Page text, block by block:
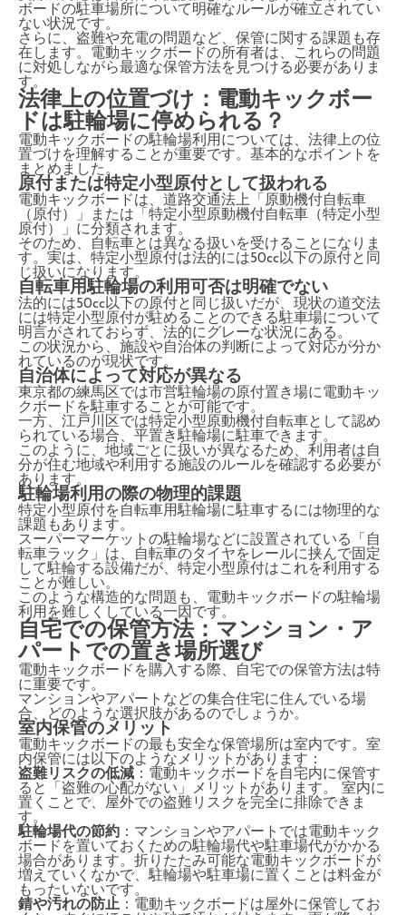
ボードの駐車場所について明確なルールが確立されてい
ない状況です。
さらに、盗難や充電の問題など、保管に関する課題も存
在します。電動キックボードの所有者は、これらの問題
に対処しながら最適な保管方法を見つける必要がありま
す。
法律上の位置づけ：電動キックボー
ドは駐輪場に停められる？
電動キックボードの駐輪場利用については、法律上の位
置づけを理解することが重要です。基本的なポイントを
まとめました。
原付または特定小型原付として扱われる
電動キックボードは、道路交通法上「原動機付自転車
（原付）」または「特定小型原動機付自転車（特定小型
原付）」に分類されます。
そのため、自転車とは異なる扱いを受けることになりま
す。実は、特定小型原付は法的には50cc以下の原付と同
じ扱いになります。
自転車用駐輪場の利用可否は明確でない
法的には50cc以下の原付と同じ扱いだが、現状の道交法
には特定小型原付が駐めることのできる駐車場について
明言がされておらず、法的にグレーな状況にある。
この状況から、施設や自治体の判断によって対応が分か
れているのが現状です。
自治体によって対応が異なる
東京都の練馬区では市営駐輪場の原付置き場に電動キッ
クボードを駐車することが可能です。
一方、江戸川区では特定小型原動機付自転車として認め
られている場合、平置き駐輪場に駐車できます。
このように、地域ごとに扱いが異なるため、利用者は自
分が住む地域や利用する施設のルールを確認する必要が
あります。
駐輪場利用の際の物理的課題
特定小型原付を自転車用駐輪場に駐車するには物理的な
課題もあります。
スーパーマーケットの駐輪場などに設置されている「自
転車ラック」は、自転車のタイヤをレールに挟んで固定
して駐輪する設備だが、特定小型原付はこれを利用する
ことが難しい。
このような構造的な問題も、電動キックボードの駐輪場
利用を難しくしている一因です。
自宅での保管方法：マンション・ア
パートでの置き場所選び
電動キックボードを購入する際、自宅での保管方法は特
に重要です。
マンションやアパートなどの集合住宅に住んでいる場
合、どのような選択肢があるのでしょうか。
室内保管のメリット
電動キックボードの最も安全な保管場所は室内です。室
内保管には以下のようなメリットがあります：
盗難リスクの低減 ：電動キックボードを自宅内に保管す
ると「盗難の心配がない」メリットがあります。 室内に
置くことで、屋外での盗難リスクを完全に排除できま
す。
駐輪場代の節約 ：マンションやアパートでは電動キック
ボードを置いておくための駐輪場代や駐車場代がかかる
場合があります。折りたたみ可能な電動キックボードが
増えていくなかで、駐輪場や駐車場に置くことは料金が
もったいないです。
錆や汚れの防止 ：電動キックボードは屋外に保管してお